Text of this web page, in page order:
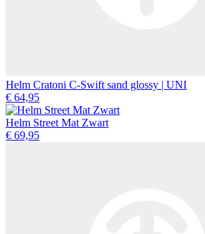
Helm Cratoni C-Swift sand glossy | UNI
€ 64,95
Helm Street Mat Zwart
€ 69,95